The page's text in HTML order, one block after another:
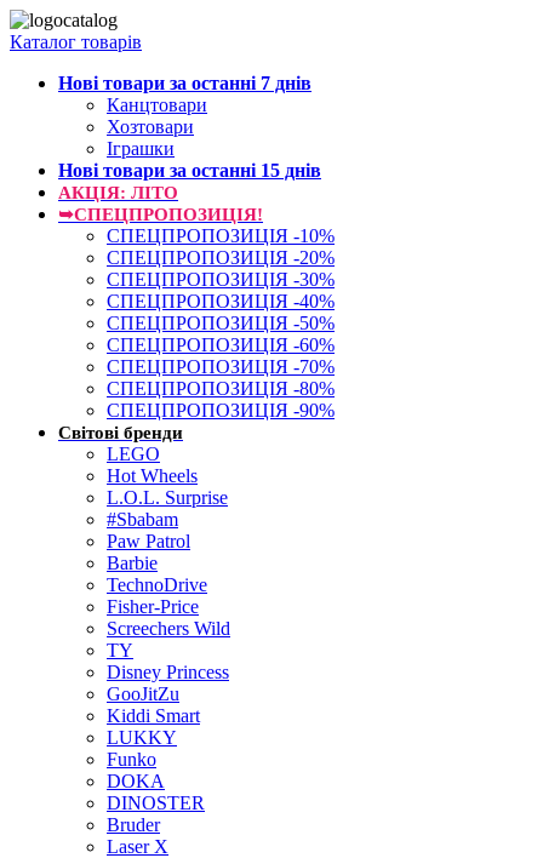
Каталог товарів
Нові товари за останнi 7 днiв
Канцтовари
Хозтовари
Іграшки
Нові товари за останнi 15 днiв
АКЦІЯ: ЛІТО
➥СПЕЦПРОПОЗИЦІЯ!
СПЕЦПРОПОЗИЦІЯ -10%
СПЕЦПРОПОЗИЦІЯ -20%
СПЕЦПРОПОЗИЦІЯ -30%
СПЕЦПРОПОЗИЦІЯ -40%
СПЕЦПРОПОЗИЦІЯ -50%
СПЕЦПРОПОЗИЦІЯ -60%
СПЕЦПРОПОЗИЦІЯ -70%
СПЕЦПРОПОЗИЦІЯ -80%
СПЕЦПРОПОЗИЦІЯ -90%
Світові бренди
LEGO
Hot Wheels
L.O.L. Surprise
#Sbabam
Paw Patrol
Barbie
TechnoDrive
Fisher-Price
Screechers Wild
TY
Disney Princess
GooJitZu
Kiddi Smart
LUKKY
Funko
DOKA
DINOSTER
Bruder
Laser X